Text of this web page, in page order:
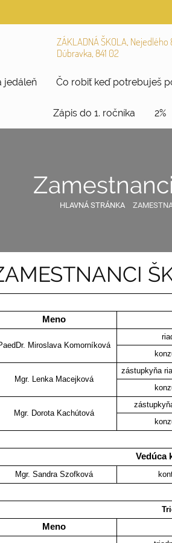
ZÁKLADNÁ ŠKOLA, Nejedlého
Dúbravka, 841 02
jedáleň Čo robiť keď potrebuješ
Zápis do 1. ročníka 2%
HLAVNÁ STRÁNKA
Meno
Miroslava Komorníková
Mgr. Lenka Macejková
zástupkyňa
Mgr. Dorota Kachútová
Vedúca
Mgr. Sandra Szofková
Meno